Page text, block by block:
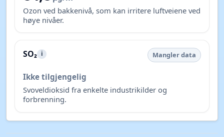
Ozon ved bakkenivå, som kan irritere luftveiene ved
høye nivåer.
SO₂ i Mangler data
Ikke tilgjengelig
Svoveldioksid fra enkelte industrikilder og
forbrenning.